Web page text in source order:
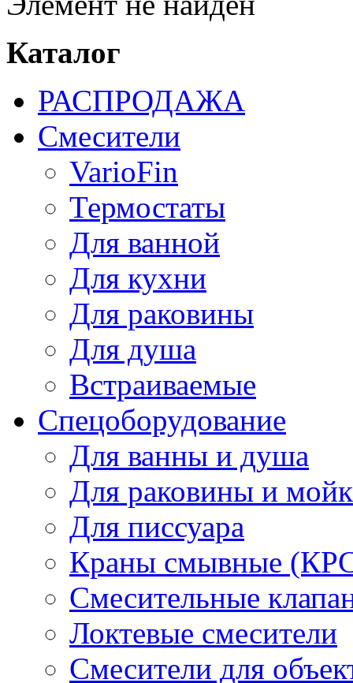
Каталог
РАСПРОДАЖА
Смесители
VarioFin
Термостаты
Для ванной
Для кухни
Для раковины
Для душа
Встраиваемые
Спецоборудование
Для ванны и душа
Для раковины и
Для писсуара
Краны смывные
Смесительные
Локтевые смесители
Смесители для